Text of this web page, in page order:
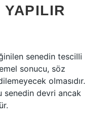
YAPILIR
senedin tescilli
sonucu, söz
olmasıdır.
senedin devri ancak